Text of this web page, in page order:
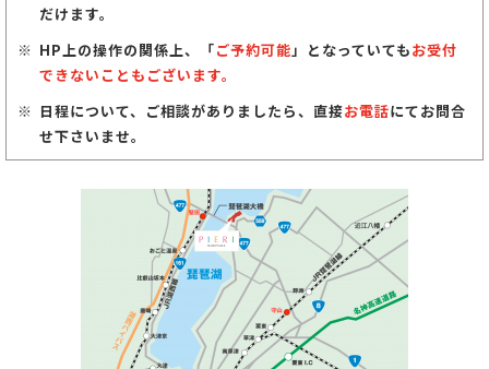
だけます。
HP上の操作の関係上、「ご予約可能」となっていてもお受付
できないこともございます。
日程について、ご相談がありましたら、直接お電話にてお問合
せ下さいませ。